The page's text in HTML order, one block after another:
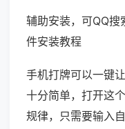
辅助安装，可QQ
件安装教程
手机打牌可以一键
十分简单，打开这
规律，只需要输入